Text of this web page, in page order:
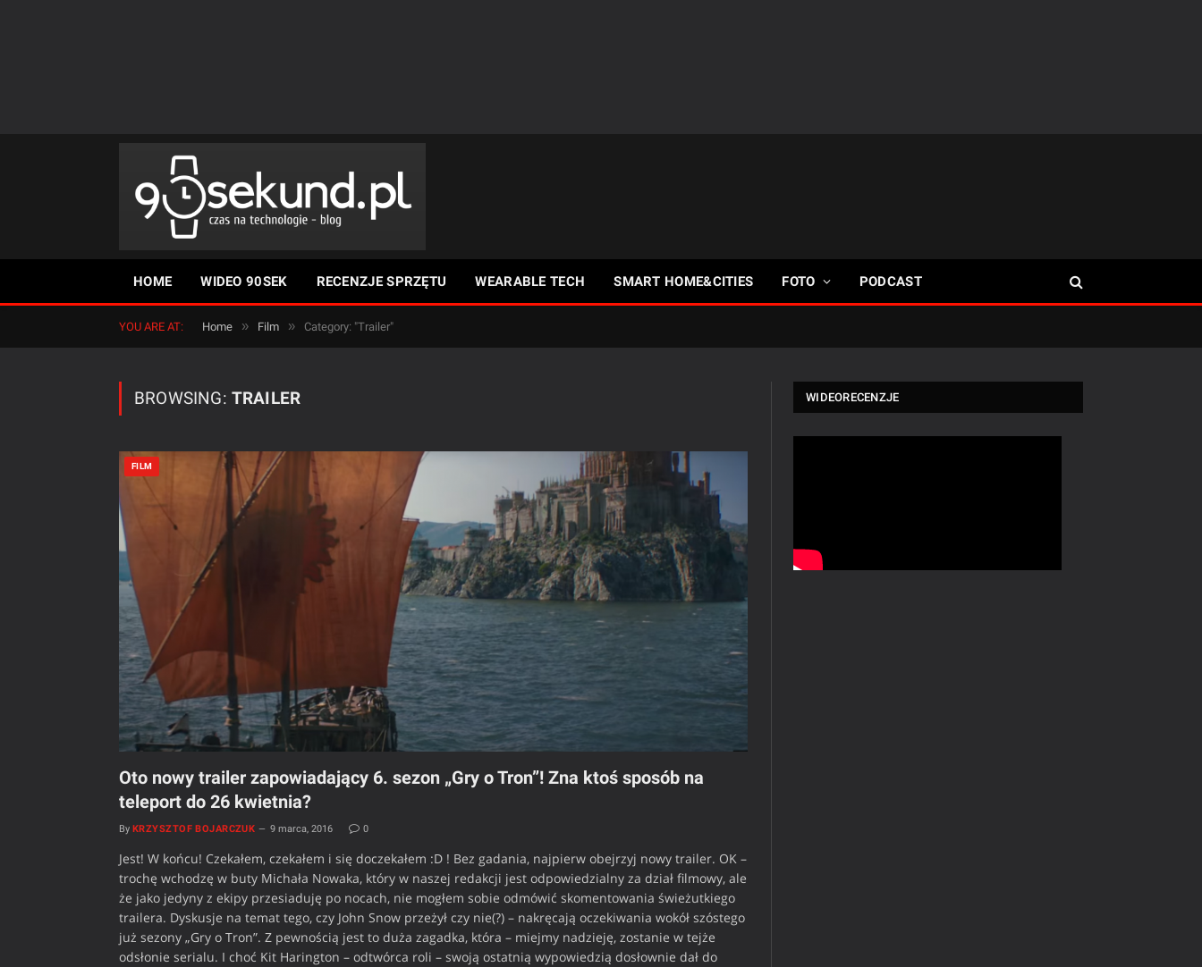
HOME WIDEO 90SEK RECENZJE SPRZĘTU WEARABLE TECH SMART HOME&CITIES FOTO PODCAST
YOU ARE AT: Home » Film » Category: "Trailer"
BROWSING: TRAILER
FILM
Oto nowy trailer zapowiadający 6. sezon „Gry o Tron”! Zna ktoś sposób na
teleport do 26 kwietnia?
By KRZYSZTOF BOJARCZUK 9 marca, 2016 0
Jest! W końcu! Czekałem, czekałem i się doczekałem :D ! Bez gadania, najpierw obejrzyj nowy trailer. OK –
trochę wchodzę w buty Michała Nowaka, który w naszej redakcji jest odpowiedzialny za dział filmowy, ale
że jako jedyny z ekipy przesiaduję po nocach, nie mogłem sobie odmówić skomentowania świeżutkiego
trailera. Dyskusje na temat tego, czy John Snow przeżył czy nie(?) – nakręcają oczekiwania wokół szóstego
już sezony „Gry o Tron”. Z pewnością jest to duża zagadka, która – miejmy nadzieję, zostanie w tejże
odsłonie serialu. I choć Kit Harington – odtwórca roli – swoją ostatnią wypowiedzią dosłownie dał do
WIDEORECENZJE